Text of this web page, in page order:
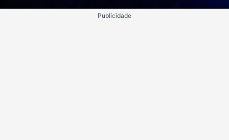
Publicidade